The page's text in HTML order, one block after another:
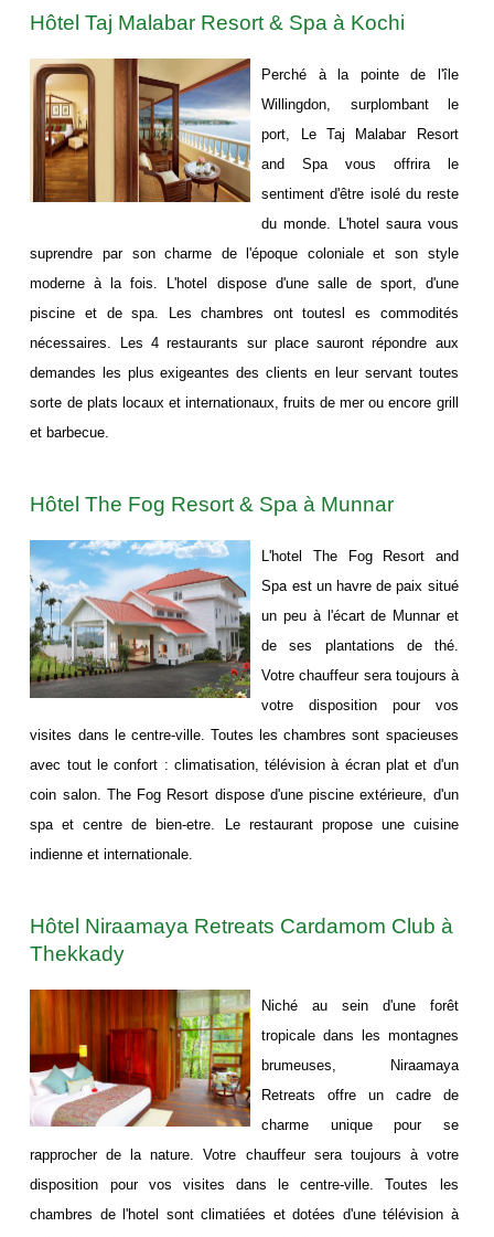
Hôtel Taj Malabar Resort & Spa à Kochi
Perché à la pointe de l'île
Willingdon, surplombant le
port, Le Taj Malabar Resort
and Spa vous offrira le
sentiment d'être isolé du reste
du monde. L'hotel saura vous
suprendre par son charme de l'époque coloniale et son style
moderne à la fois. L'hotel dispose d'une salle de sport, d'une
piscine et de spa. Les chambres ont toutesl es commodités
nécessaires. Les 4 restaurants sur place sauront répondre aux
demandes les plus exigeantes des clients en leur servant toutes
sorte de plats locaux et internationaux, fruits de mer ou encore grill
et barbecue.
Hôtel The Fog Resort & Spa à Munnar
L'hotel The Fog Resort and
Spa est un havre de paix situé
un peu à l'écart de Munnar et
de ses plantations de thé.
Votre chauffeur sera toujours à
votre disposition pour vos
visites dans le centre-ville. Toutes les chambres sont spacieuses
avec tout le confort : climatisation, télévision à écran plat et d'un
coin salon. The Fog Resort dispose d'une piscine extérieure, d'un
spa et centre de bien-etre. Le restaurant propose une cuisine
indienne et internationale.
Hôtel Niraamaya Retreats Cardamom Club à
Thekkady
Niché au sein d'une forêt
tropicale dans les montagnes
brumeuses, Niraamaya
Retreats offre un cadre de
charme unique pour se
rapprocher de la nature. Votre chauffeur sera toujours à votre
disposition pour vos visites dans le centre-ville. Toutes les
chambres de l'hotel sont climatiées et dotées d'une télévision à